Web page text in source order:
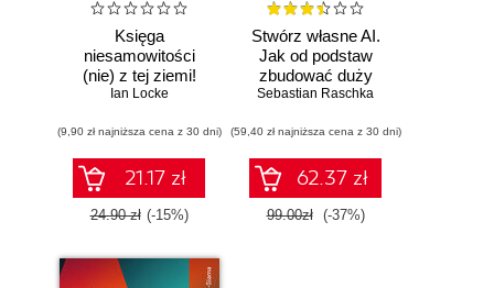
Księga
niesamowitości
(nie) z tej ziemi!
Księga faktów
niezwykłych
Ian Locke
(9,90 zł najniższa cena z 30 dni)
21.17 zł
24.90 zł (-15%)
Stwórz własne AI.
Jak od podstaw
zbudować duży
model językowy
Sebastian Raschka
(59,40 zł najniższa cena z 30 dni)
62.37 zł
99.00zł (-37%)